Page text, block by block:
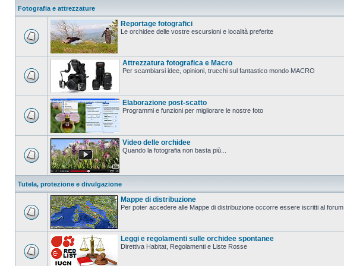
Fotografia e attrezzature
Reportage fotografici
Le orchidee delle vostre escursioni e località preferite
Attrezzatura fotografica e Macro
Per scambiarsi idee, opinioni, trucchi sul fantastico mondo MACRO
Elaborazione post-scatto
Programmi e funzioni per migliorare le nostre foto
Video delle orchidee
Quando la fotografia non basta più...
Tutela, protezione e divulgazione
Mappe di distribuzione
Per poter accedere alle Mappe di distribuzione occorre essere iscritti al forum.
Leggi e regolamenti sulle orchidee spontanee
Direttiva Habitat, Regolamenti e Liste Rosse